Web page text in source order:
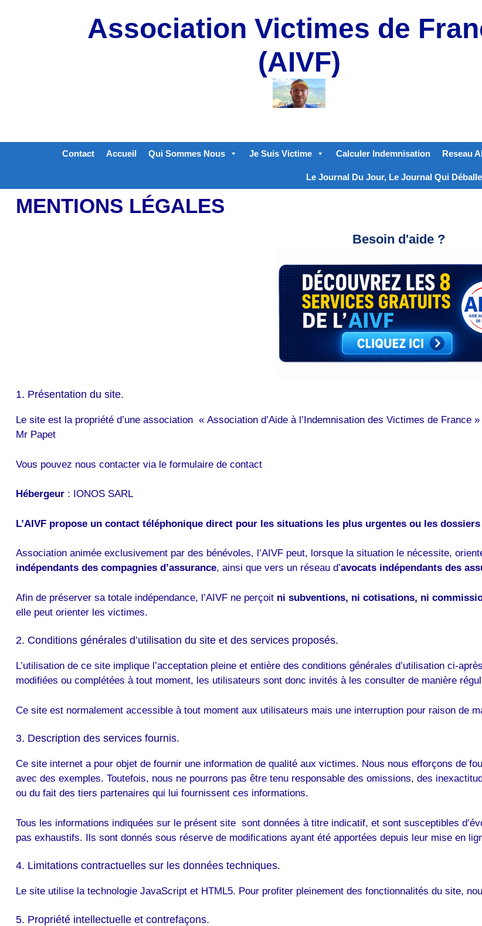
Association Victimes de
(AIVF)
Contact Accueil Qui Sommes Nous Je Suis Victime Calculer Indemnisation Reseau
Le Journal Du Jour, Le Journal Qui Déballe
MENTIONS LÉGALES
Besoin d'aide ?
1. Présentation du site.
Le site est la propriété d’une association « Association d’Aide à l’Indemnisation des Victimes de France
Mr Papet
Vous pouvez nous contacter via le formulaire de contact
Hébergeur : IONOS SARL
L’AIVF propose un contact téléphonique direct pour les situations les plus urgentes ou les
Association animée exclusivement par des bénévoles, l’AIVF peut, lorsque la situation le nécessite,
indépendants des compagnies d’assurance, ainsi que vers un réseau d’avocats indépendants des
Afin de préserver sa totale indépendance, l’AIVF ne perçoit ni subventions, ni cotisations, ni
elle peut orienter les victimes.
2. Conditions générales d’utilisation du site et des services proposés.
L’utilisation de ce site implique l’acceptation pleine et entière des conditions générales d’utilisation ci-
modifiées ou complétées à tout moment, les utilisateurs sont donc invités à les consulter de manière
Ce site est normalement accessible à tout moment aux utilisateurs mais une interruption pour raison de
3. Description des services fournis.
Ce site internet a pour objet de fournir une information de qualité aux victimes. Nous nous efforçons de
avec des exemples. Toutefois, nous ne pourrons pas être tenu responsable des omissions, des
ou du fait des tiers partenaires qui lui fournissent ces informations.
Tous les informations indiquées sur le présent site sont données à titre indicatif, et sont susceptibles
pas exhaustifs. Ils sont donnés sous réserve de modifications ayant été apportées depuis leur mise en
4. Limitations contractuelles sur les données techniques.
Le site utilise la technologie JavaScript et HTML5. Pour profiter pleinement des fonctionnalités du site,
5. Propriété intellectuelle et contrefaçons.